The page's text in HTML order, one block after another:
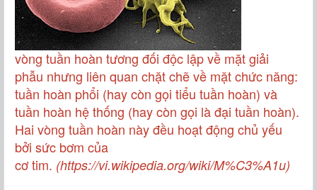
vòng tuần hoàn tương đối độc lập về mặtgiải
phẫu nhưng liên quan chặt chẽ về mặt chức năng:
tuần hoàn phổi (hay còn gọi tiểu tuần hoàn) và
tuần hoàn hệ thống (hay còn gọi là đại tuần hoàn).
Hai vòng tuần hoàn này đều hoạt động chủ yếu
bởi sức bơm của
cơtim. (https://vi.wikipedia.org/wiki/M%C3%A1u)